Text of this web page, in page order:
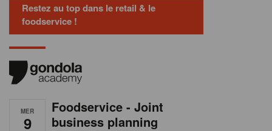
Restez au top dans le retail & le
foodservice !
MER
9
Foodservice - Joint
business planning